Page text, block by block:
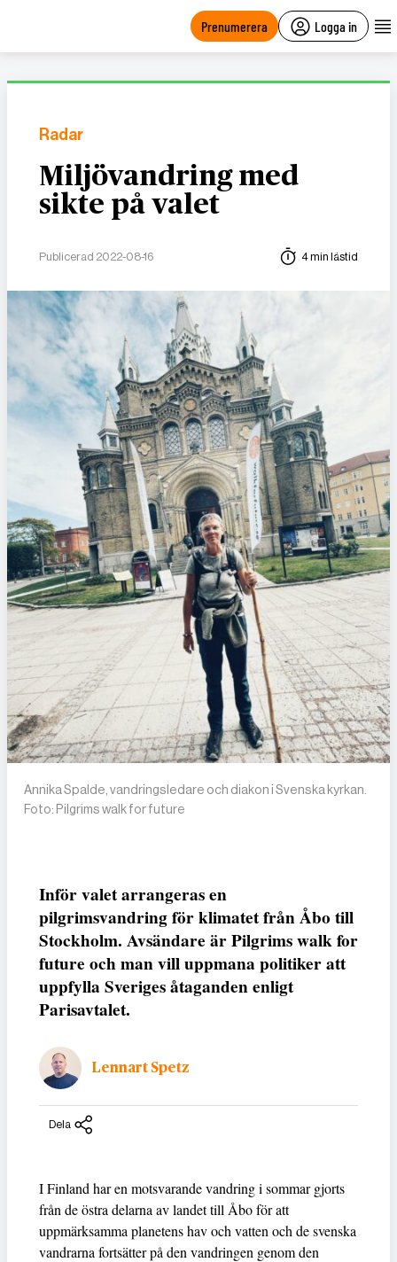
Prenumerera Logga in
Radar
Miljövandring med
sikte på valet
Publicerad 2022-08-16 4 min lästid
Annika Spalde, vandringsledare och diakon i Svenska kyrkan.
Foto: Pilgrims walk for future
Inför valet arrangeras en
pilgrimsvandring för klimatet från Åbo till
Stockholm. Avsändare är Pilgrims walk for
future och man vill uppmana politiker att
uppfylla Sveriges åtaganden enligt
Parisavtalet.
Lennart Spetz
Dela
I Finland har en motsvarande vandring i sommar gjorts
från de östra delarna av landet till Åbo för att
uppmärksamma planetens hav och vatten och de svenska
vandrarna fortsätter på den vandringen genom den